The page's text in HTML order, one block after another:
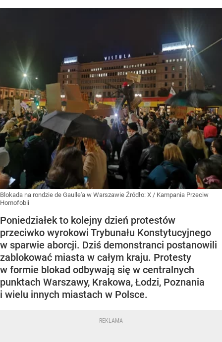
Blokada na rondzie de Gaulle'a w Warszawie Źródło: X / Kampania Przeciw
Homofobii
Poniedziałek to kolejny dzień protestów
przeciwko wyrokowi Trybunału Konstytucyjnego
w sparwie aborcji. Dziś demonstranci postanowili
zablokować miasta w całym kraju. Protesty
w formie blokad odbywają się w centralnych
punktach Warszawy, Krakowa, Łodzi, Poznania
i wielu innych miastach w Polsce.